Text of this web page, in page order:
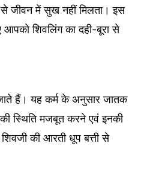
जीवन में सुख नहीं मिलता। इस
शिवलिंग का दही-बूरा से
हैं। यह कर्म के अनुसार जातक
स्थिति मजबूत करने एवं इनकी
की आरती धूप बत्ती से